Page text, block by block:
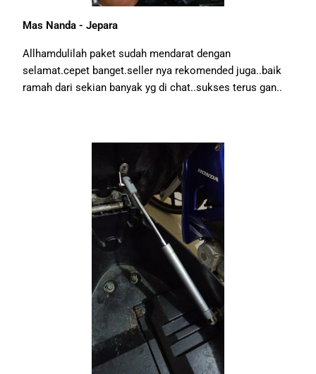
Mas Nanda - Jepara
Allhamdulilah paket sudah mendarat dengan
selamat.cepet banget.seller nya rekomended juga..baik
ramah dari sekian banyak yg di chat..sukses terus gan..